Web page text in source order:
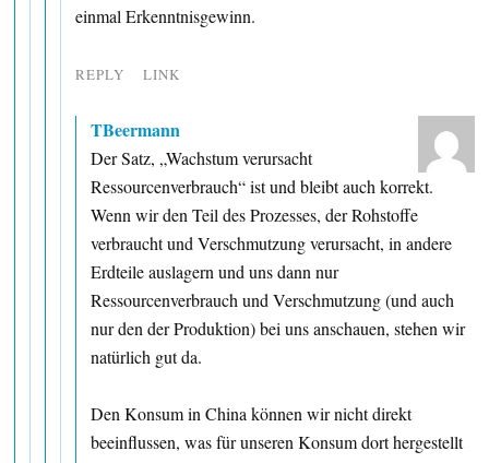
einmal Erkenntnisgewinn.
REPLY LINK
TBeermann
Der Satz, „Wachstum verursacht
Ressourcenverbrauch“ ist und bleibt auch korrekt.
Wenn wir den Teil des Prozesses, der Rohstoffe
verbraucht und Verschmutzung verursacht, in andere
Erdteile auslagern und uns dann nur
Ressourcenverbrauch und Verschmutzung (und auch
nur den der Produktion) bei uns anschauen, stehen wir
natürlich gut da.
Den Konsum in China können wir nicht direkt
beeinflussen, was für unseren Konsum dort hergestellt